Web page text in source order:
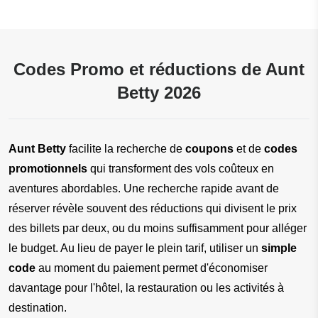
Codes Promo et réductions de Aunt
Betty 2026
Aunt Betty facilite la recherche de coupons et de codes
promotionnels qui transforment des vols coûteux en
aventures abordables. Une recherche rapide avant de
réserver révèle souvent des réductions qui divisent le prix
des billets par deux, ou du moins suffisamment pour alléger
le budget. Au lieu de payer le plein tarif, utiliser un simple
code au moment du paiement permet d'économiser
davantage pour l'hôtel, la restauration ou les activités à
destination.